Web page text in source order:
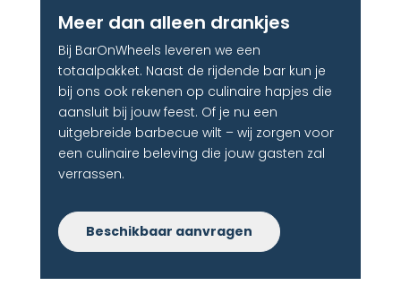
Meer dan alleen drankjes​
Bij BarOnWheels leveren we een
totaalpakket. Naast de rijdende bar kun je
bij ons ook rekenen op culinaire hapjes die
aansluit bij jouw feest. Of je nu een
uitgebreide barbecue wilt – wij zorgen voor
een culinaire beleving die jouw gasten zal
verrassen.
Beschikbaar aanvragen